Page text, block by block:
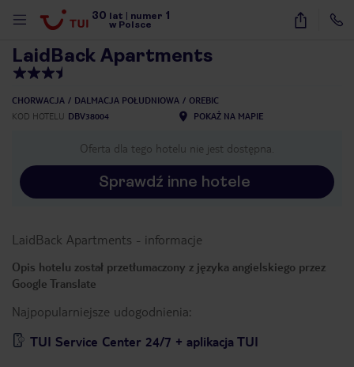
30 lat numer 1
w Polsce
40
LaidBack Apartments
CHORWACJA DALMACJA POŁUDNIOWA
OREBIC
KOD HOTELU DBV38004 POKAŻ NA MAPIE
Oferta dla tego hotelu nie jest dostępna.
Sprawdź inne hotele
LaidBack Apartments - informacje
Opis hotelu został przetłumaczony z języka angielskiego przez
Google Translate
Najpopularniejsze udogodnienia:
TUI Service Center 24/7 + aplikacja TUI